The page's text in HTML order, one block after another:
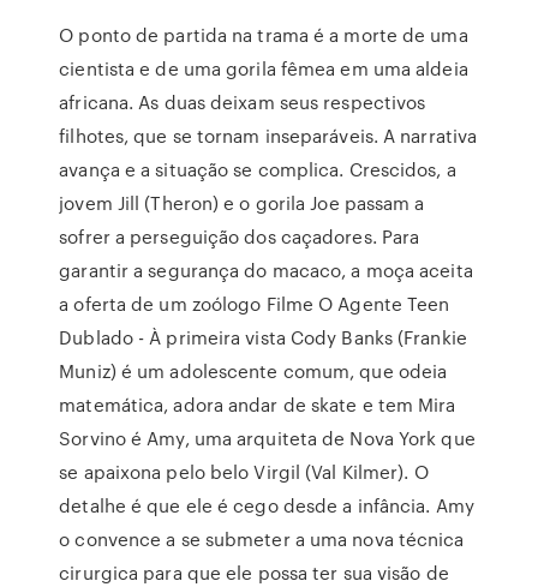
O ponto de partida na trama é a morte de uma
cientista e de uma gorila fêmea em uma aldeia
africana. As duas deixam seus respectivos
filhotes, que se tornam inseparáveis. A narrativa
avança e a situação se complica. Crescidos, a
jovem Jill (Theron) e o gorila Joe passam a
sofrer a perseguição dos caçadores. Para
garantir a segurança do macaco, a moça aceita
a oferta de um zoólogo Filme O Agente Teen
Dublado - À primeira vista Cody Banks (Frankie
Muniz) é um adolescente comum, que odeia
matemática, adora andar de skate e tem Mira
Sorvino é Amy, uma arquiteta de Nova York que
se apaixona pelo belo Virgil (Val Kilmer). O
detalhe é que ele é cego desde a infância. Amy
o convence a se submeter a uma nova técnica
cirurgica para que ele possa ter sua visão de